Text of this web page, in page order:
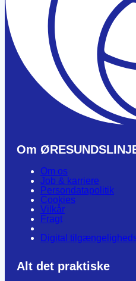
Om
Om os
Job & karriere
Persondatapolitik
Cookies
Vilkår
Fragt
Digital
Alt det praktiske